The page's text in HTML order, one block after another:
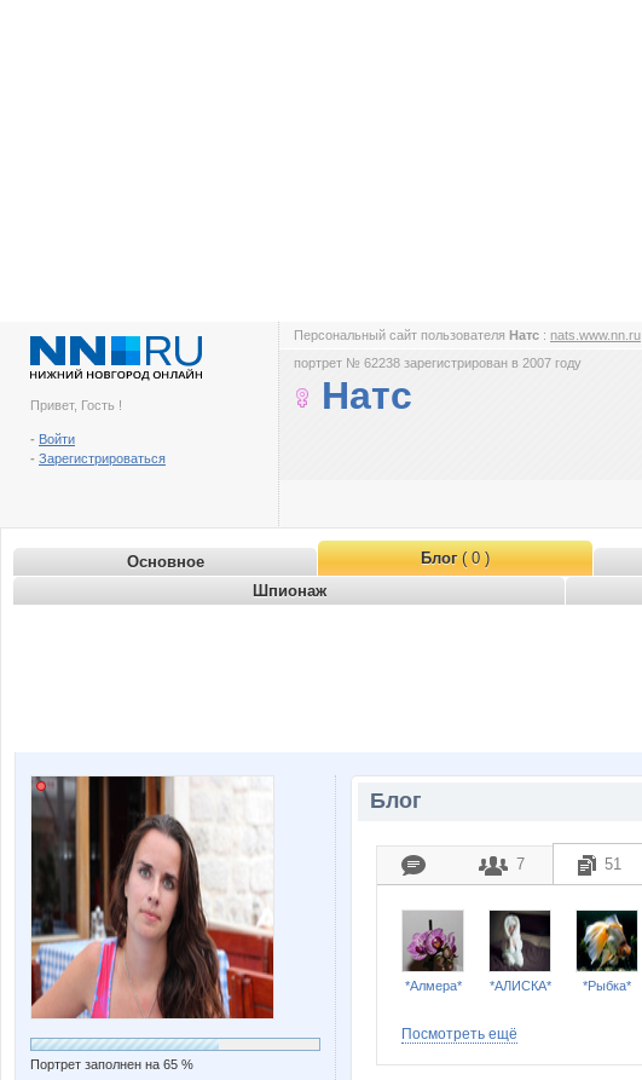
Привет, Гость !
- Войти
- Зарегистрироваться
Персональный сайт пользователя Натс : nats.www.nn.ru
портрет № 62238 зарегистрирован в 2007 году
Натс
Основное Блог( 0 )
Шпионаж
Портрет заполнен на 65 %
Блог
7 51
*Алмера* *АЛИСКА* *Рыбка*
Посмотреть ещё